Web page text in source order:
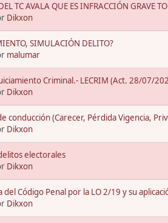
TC AVALA QUE ES INFRACCIÓN GRAVE
Dikxon
SIMULACIÓN DELITO?
malumar
Criminal.- LECRIM (Act. 28/07/
Dikxon
conducción (Carecer, Pérdida Vigencia,
Dikxon
electorales
Dikxon
del Código Penal por la LO 2/19 y su
Dikxon